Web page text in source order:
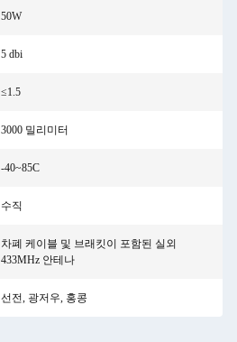
50W
5 dbi
≤1.5
3000 밀리미터
-40~85C
수직
차폐 케이블 및 브래킷이 포함된 실외
433MHz 안테나
선전, 광저우, 홍콩